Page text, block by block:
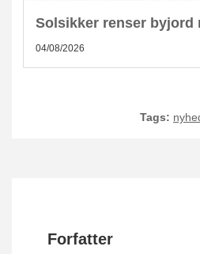
04/08/2026
Tags:
Forfatter